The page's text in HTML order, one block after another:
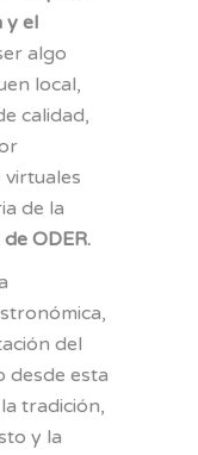
y el
algo
local,
calidad,
de la
ODER.
del
desde esta
tradición,
y la